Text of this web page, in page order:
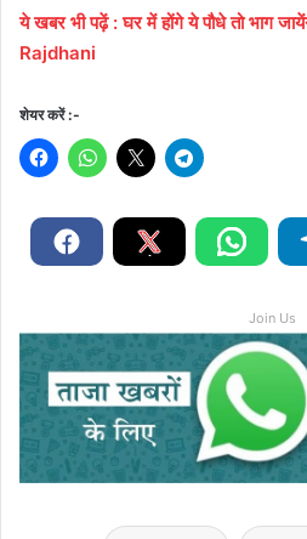
ये खबर भी पढ़ें: घर में होंगे ये पौधे तो भाग
Rajdhani
शेयर करें :-
Join Us